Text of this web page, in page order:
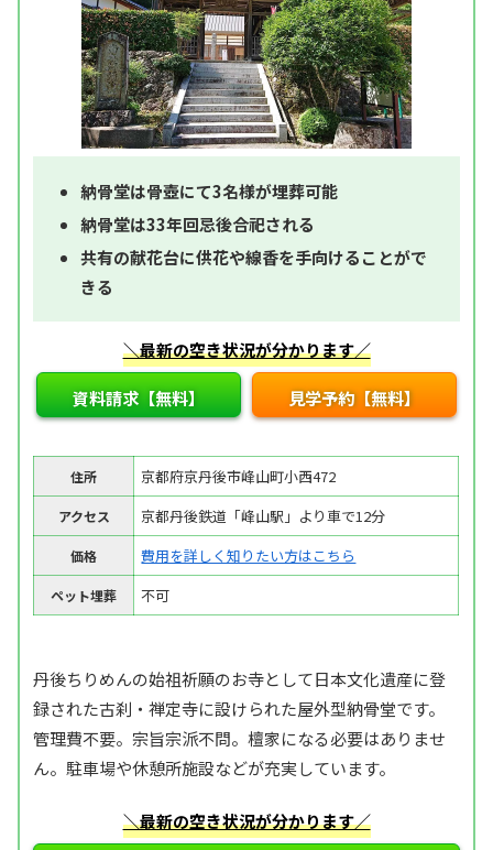
納骨堂は骨壺にて3名様が埋葬可能
納骨堂は33年回忌後合祀される
共有の献花台に供花や線香を手向けることがで
きる
＼最新の空き状況が分かります／
資料請求【無料】 見学予約【無料】
住所 京都府京丹後市峰山町小西472
アクセス 京都丹後鉄道「峰山駅」より車で12分
価格 費用を詳しく知りたい方はこちら
ペット埋葬 不可
丹後ちりめんの始祖祈願のお寺として日本文化遺産に登
録された古刹・禅定寺に設けられた屋外型納骨堂です。
管理費不要。宗旨宗派不問。檀家になる必要はありませ
ん。駐車場や休憩所施設などが充実しています。
＼最新の空き状況が分かります／